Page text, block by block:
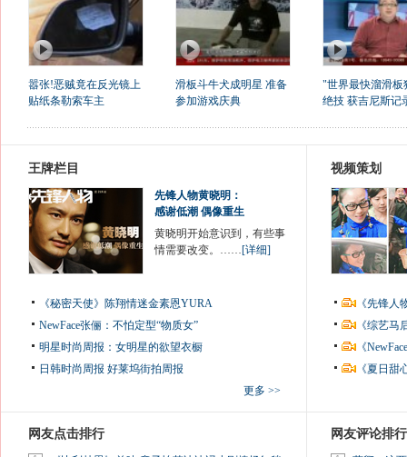
嚣张!恶贼竟在反光镜上
贴纸条勒索车主
滑板斗牛犬成明星 准备
参加游戏庆典
"世界最快溜滑板
绝技 获吉尼斯记
王牌栏目
先锋人物黄晓明：
感谢低潮 偶像重生
黄晓明开始意识到，有些事
情需要改变。……[详细]
《秘密天使》陈翔情迷金素恩YURA
NewFace张俪：不怕定型“物质女”
明星时尚周报：女明星的欲望衣橱
日韩时尚周报 好莱坞街拍周报
更多 >>
视频策划
《先锋
《综艺
《
《夏日
网友点击排行 网友评论排行